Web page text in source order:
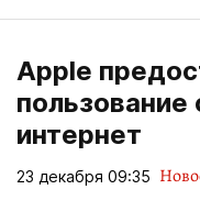
Apple
интернет
23 декабря 09:35